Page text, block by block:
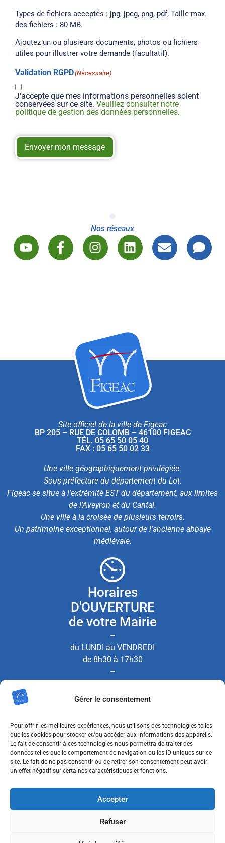
Gérer le consentement
Pour offrir les meilleures expériences, nous utilisons des technologies telles
que les cookies pour stocker et/ou accéder aux informations des appareils.
Le fait de consentir à ces technologies nous permettra de traiter des
données telles que le comportement de navigation ou les ID uniques sur ce
site. Le fait de ne pas consentir ou de retirer son consentement peut avoir
un effet négatif sur certaines caractéristiques et fonctions.
Accepter
Refuser
Types de fichiers acceptés : jpg, jpeg, png, pdf, Taille max.
des fichiers : 80 MB.
Ajoutez un ou plusieurs documents, photos ou fichiers
utiles pour illustrer votre demande (facultatif).
Validation RGPD(Nécessaire)
J'accepte que mes informations personnelles soient
conservées sur ce site. Veuillez consulter notre
politique de gestion des données personnelles.
Envoyer mon message
Nos réseaux
Site officiel de la ville de Figeac
BP 205 – RUE DE COLOMB – 46100 FIGEAC
TÉL. 05 65 50 05 40
FAX : 05 65 50 02 33
Une ville géographiquement privilégiée.
Sous-préfecture du département du Lot.
Figeac se situe à l’extrémité EST du département, aux limites
de l’Aveyron et du Cantal.
Une ville à la croisée de plusieurs terroirs.
Un patrimoine exceptionnel, autour de l’ancienne abbaye
médiévale.
Horaires
D'OUVERTURE
de votre Mairie
–
du LUNDI au VENDREDI
de 8h30 à 17h30
–
Nous contacter
MENTIONS LÉGALES
POLITIQUE DE CONFIDENTIALITÉ